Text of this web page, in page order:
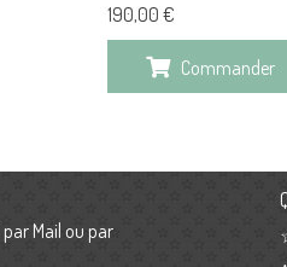
190,00€
Commander
par Mail ou par